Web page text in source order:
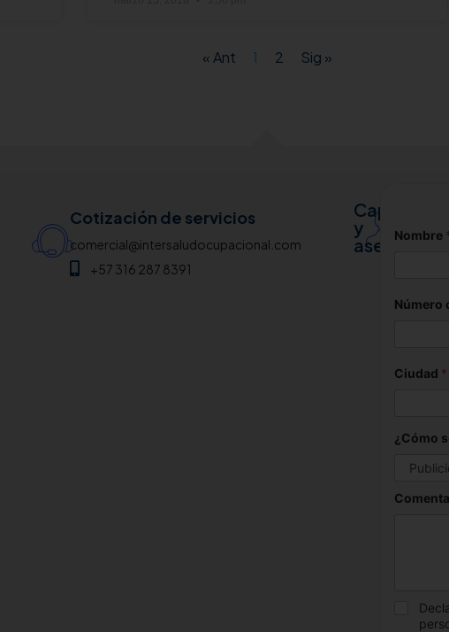
« Ant 1 2 Sig »
Cotización de servicios
comercial@intersaludocupacional.com
+57 316 287 8391
y
asesoría+57
Nombre
Número
Ciudad *
¿Cómo